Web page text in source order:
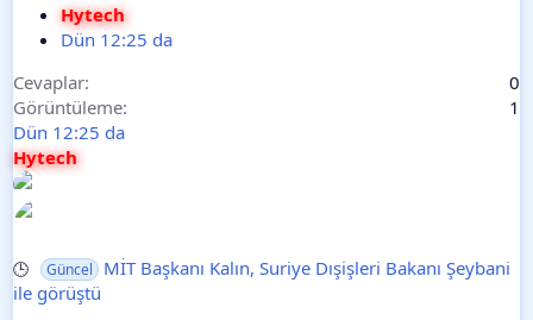
Hytech
Dün 12:25 da
Cevaplar
0
Görüntüleme
1
Dün 12:25 da
Hytech
🕒 Güncel
MİT Başkanı Kalın, Suriye Dışişleri Bakanı Şeybani
ile görüştü